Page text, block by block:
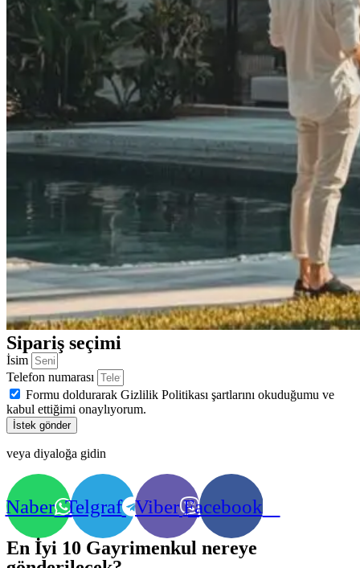
Sipariş seçimi
İsim
Telefon numarası
Formu doldurarak Gizlilik Politikası şartlarını okuduğumu ve
kabul ettiğimi onaylıyorum.
İstek gönder
veya diyaloğa gidin
Naber Telgraf ViberFacebook
En İyi 10 Gayrimenkul nereye